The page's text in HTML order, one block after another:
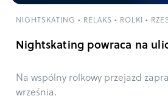
NIGHTSKATING • RELAKS • ROLKI •
Nightskating powraca na
Na wspólny rolkowy przejazd
września.